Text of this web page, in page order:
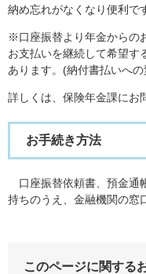
納め忘れがなくなり便利で
※口座振替より年金からの
お支払いを継続して希望す
あります。(納付書払いへ
詳しくは、保険年金課にお
お手続き方法
口座振替依頼書、預金通
持ちのうえ、金融機関の窓
このページに関する